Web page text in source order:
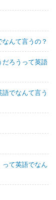
んて言うの？
だろうって英語
でなんて言う
って英語でなん